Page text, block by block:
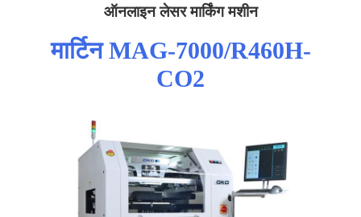
ऑनलाइन लेसर मार्किंग मशीन
मार्टिन MAG-7000/R460H-
CO2